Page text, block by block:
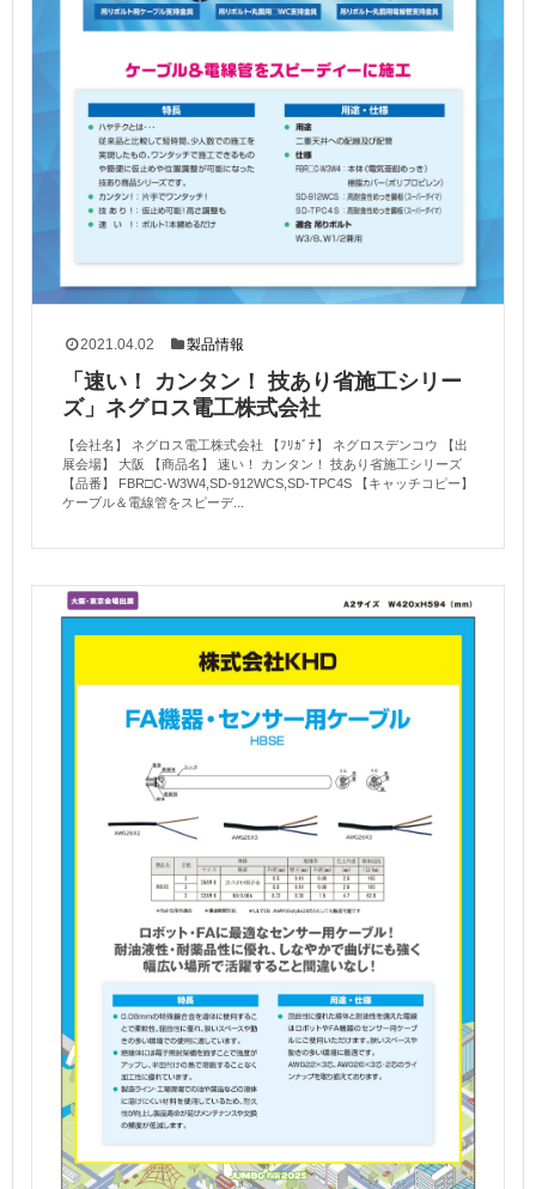
2021.04.02 製品情報
「速い！ カンタン！ 技あり省施工シリー
ズ」ネグロス電工株式会社
【会社名】 ネグロス電工株式会社 【ﾌﾘｶﾞﾅ】 ネグロスデンコウ 【出
展会場】 大阪 【商品名】 速い！ カンタン！ 技あり省施工シリーズ
【品番】 FBR□C-W3W4,SD-912WCS,SD-TPC4S 【キャッチコピー】
ケーブル＆電線管をスピーデ...